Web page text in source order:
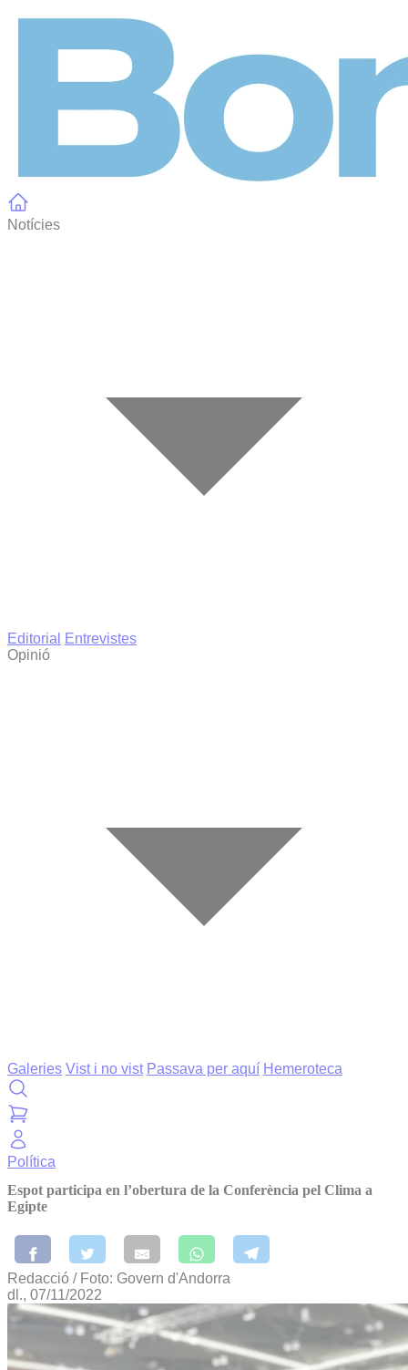
Notícies
Editorial
Entrevistes
Opinió
Galeries Vist i no vist Passava per aquí Hemeroteca
Política
Espot participa en l’obertura de la Conferència pel Clima a
Egipte
Redacció / Foto: Govern d'Andorra
dl., 07/11/2022